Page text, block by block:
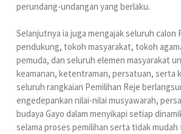
perundang-undangan yang berlaku.
Selanjutnya ia juga mengajak seluruh calon
pendukung, tokoh masyarakat, tokoh
pemuda, dan seluruh elemen masyarakat
keamanan, ketentraman, persatuan, serta
seluruh rangkaian Pemilihan Reje
engedepankan nilai-nilai musyawarah,
budaya Gayo dalam menyikapi setiap
selama proses pemilihan serta tidak